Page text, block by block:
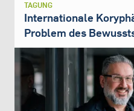
TAGUNG
Internationale
Problem des